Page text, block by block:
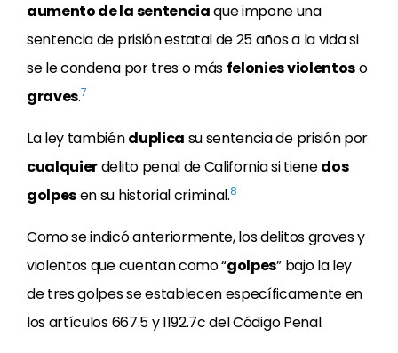
aumento de la sentenciaque impone una
sentencia de prisión estatal de 25 años a la vida si
se le condena por tres o más felonies violentoso
graves.7
La ley tambiénduplica su sentencia de prisión por
cualquierdelito penal de California si tienedos
golpesen su historial criminal.8
Como se indicó anteriormente, los delitos graves y
violentos que cuentan como “golpes” bajo la ley
de tres golpes se establecen específicamente en
los artículos 667.5 y 1192.7c del Código Penal.